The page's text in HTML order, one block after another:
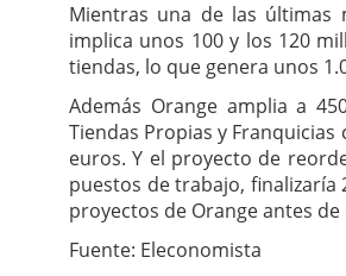
Mientras una de las últimas
implica unos 100 y los 120
tiendas, lo que genera unos
Además Orange amplia a
Tiendas Propias y
euros. Y el proyecto de
puestos de trabajo, finalizaría
proyectos de Orange antes de
Fuente: Eleconomista